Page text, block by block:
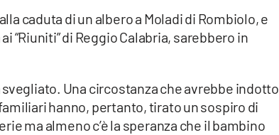
caduta di un albero a Moladi di Rombiolo, e
“Riuniti” di Reggio Calabria, sarebbero in
Una circostanza che avrebbe indotto
hanno, pertanto, tirato un sospiro di
ma almeno c’è la speranza che il bambino